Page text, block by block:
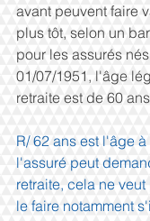
avant peuvent faire
plus tôt, selon un
pour les assurés
01/07/1951, l'âge
retraite est de 60
R/ 62 ans est l'âge
l'assuré peut
retraite, cela ne
le faire notamment